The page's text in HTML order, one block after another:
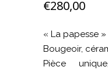
€280,00
« La papesse »
Bougeoir,
Pièce